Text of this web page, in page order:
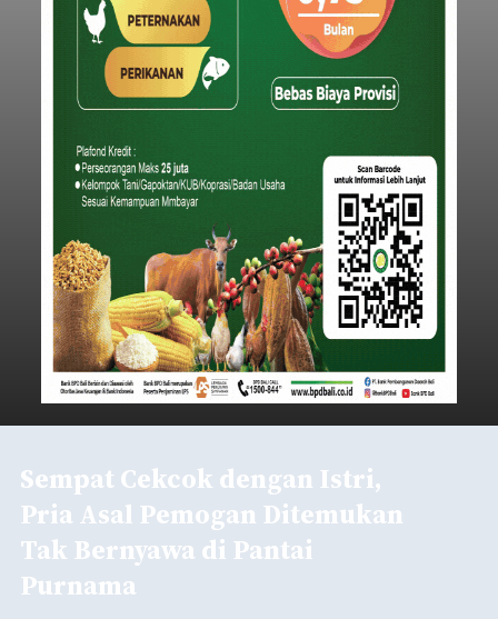
Sempat Cekcok dengan Istri,
Pria Asal Pemogan Ditemukan
Tak Bernyawa di Pantai
Purnama